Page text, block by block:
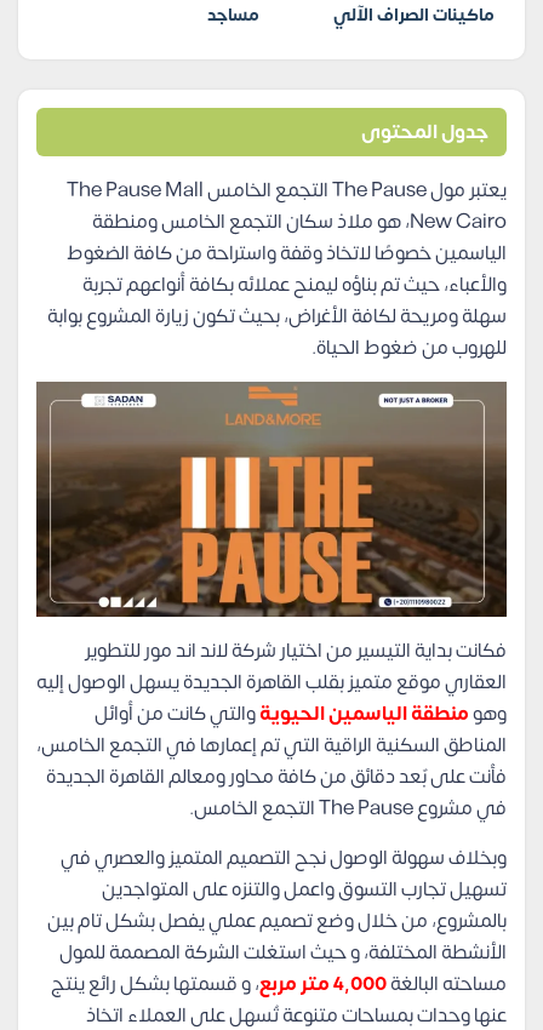
ماكينات الصراف الآلي
مساجد
جدول المحتوى
يعتبر مول The Pause التجمع الخامس The Pause Mall
New Cairo، هو ملاذ سكان التجمع الخامس ومنطقة
الياسمين خصوصًا لاتخاذ وقفة واستراحة من كافة الضغوط
والأعباء، حيث تم بناؤه ليمنح عملائه بكافة أنواعهم تجربة
سهلة ومريحة لكافة الأغراض، بحيث تكون زيارة المشروع بوابة
للهروب من ضغوط الحياة.
فكانت بداية التيسير من اختيار شركة لاند اند مور للتطوير
العقاري موقع متميز بقلب القاهرة الجديدة يسهل الوصول إليه
وهومنطقة الياسمين الحيويةوالتي كانت من أوائل
المناطق السكنية الراقية التي تم إعمارها في التجمع الخامس،
فأنت على بٌعد دقائق من كافة محاور ومعالم القاهرة الجديدة
في مشروع The Pause التجمع الخامس.
وبخلاف سهولة الوصول نجح التصميم المتميز والعصري في
تسهيل تجارب التسوق واعمل والتنزه على المتواجدين
بالمشروع، من خلال وضع تصميم عملي يفصل بشكل تام بين
الأنشطة المختلفة، و حيث استغلت الشركة المصممة للمول
مساحته البالغة4,000 متر مربع
، و قسمتها بشكل رائع ينتج
عنها وحدات بمساحات متنوعة تُسهل على العملاء اتخاذ